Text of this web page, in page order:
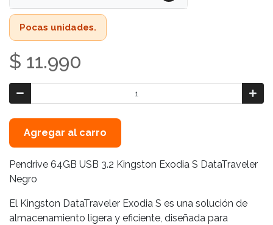
Pocas unidades.
$ 11.990
Agregar al carro
Pendrive 64GB USB 3.2 Kingston Exodia S DataTraveler
Negro
El Kingston DataTraveler Exodia S es una solución de
almacenamiento ligera y eficiente, diseñada para